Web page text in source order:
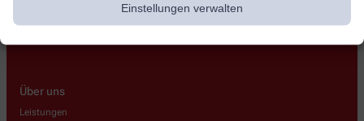
Einstellungen verwalten
Über uns
Leistungen